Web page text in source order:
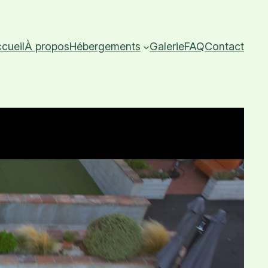
À proposHébergements GalerieFAQContact